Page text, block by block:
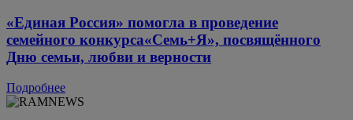
«Единая Россия» помогла в проведение
семейного конкурса«Семь+Я», посвящённого
Дню семьи, любви и верности
Подробнее